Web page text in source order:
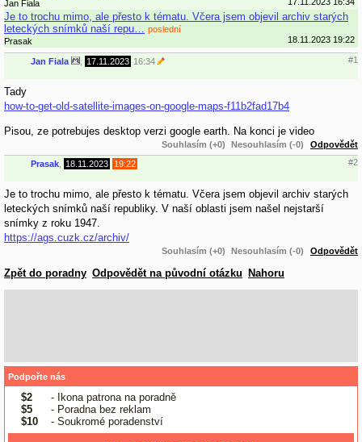
Jan Fiala
Je to trochu mimo, ale přesto k tématu. Včera jsem objevil archiv starých
leteckých snímků naší repu…
poslední
Prasak
18.11.2023 19:22
Jan Fiala 17.11.2023 16:34 #1
Tady
how-to-get-old-satellite-images-on-google-maps-f11b2fad17b4
Pisou, ze potrebujes desktop verzi google earth. Na konci je video
Souhlasím (+0) Nesouhlasím (-0) Odpovědět
Prasak 18.11.2023 19:22 #2
Je to trochu mimo, ale přesto k tématu. Včera jsem objevil archiv starých
leteckých snímků naší republiky. V naší oblasti jsem našel nejstarší
snímky z roku 1947.
https://ags.cuzk.cz/archiv/
Souhlasím (+0) Nesouhlasím (-0) Odpovědět
Zpět do poradny Odpovědět na původní otázku Nahoru
Podpořte nás
$2
- Ikona patrona na poradně
$5
- Poradna bez reklam
$10
- Soukromé poradenství